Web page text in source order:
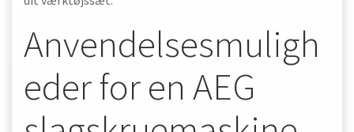
Anvendelsesmuligh
eder for en AEG